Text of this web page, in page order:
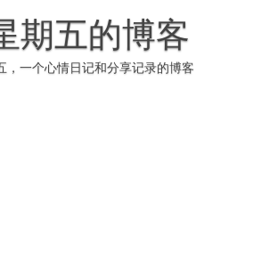
期五的博客
，一个心情日记和分享记录的博客